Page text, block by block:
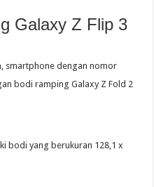
Galaxy Z Flip 3
smartphone dengan nomor
bodi ramping Galaxy Z Fold 2
bodi yang berukuran 128,1 x